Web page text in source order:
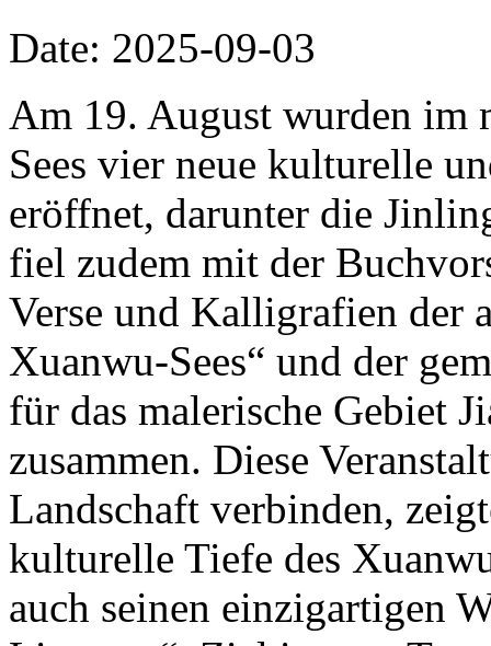
Date: 2025-09-03
Am 19. August wurden im
Sees vier neue kulturelle
eröffnet, darunter die
fiel zudem mit der
Verse und Kalligrafien der
Xuanwu-Sees“ und der
für das malerische Gebiet
zusammen. Diese
Landschaft verbinden,
kulturelle Tiefe des
auch seinen einzigartigen